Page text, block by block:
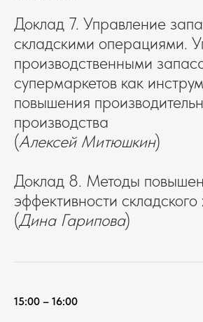
Доклад 7. Управление
складскими операциями.
производственными
супермаркетов как
повышения
производства
(Алексей Митюшкин)
Доклад 8. Методы
эффективности складского
(Дина Гарипова)
15:00 – 16:00